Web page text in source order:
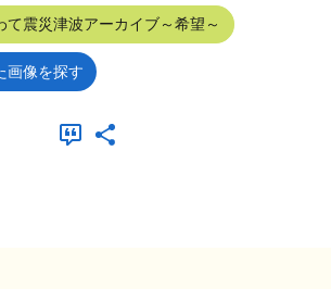
て震災津波アーカイブ～希望～
画像を探す